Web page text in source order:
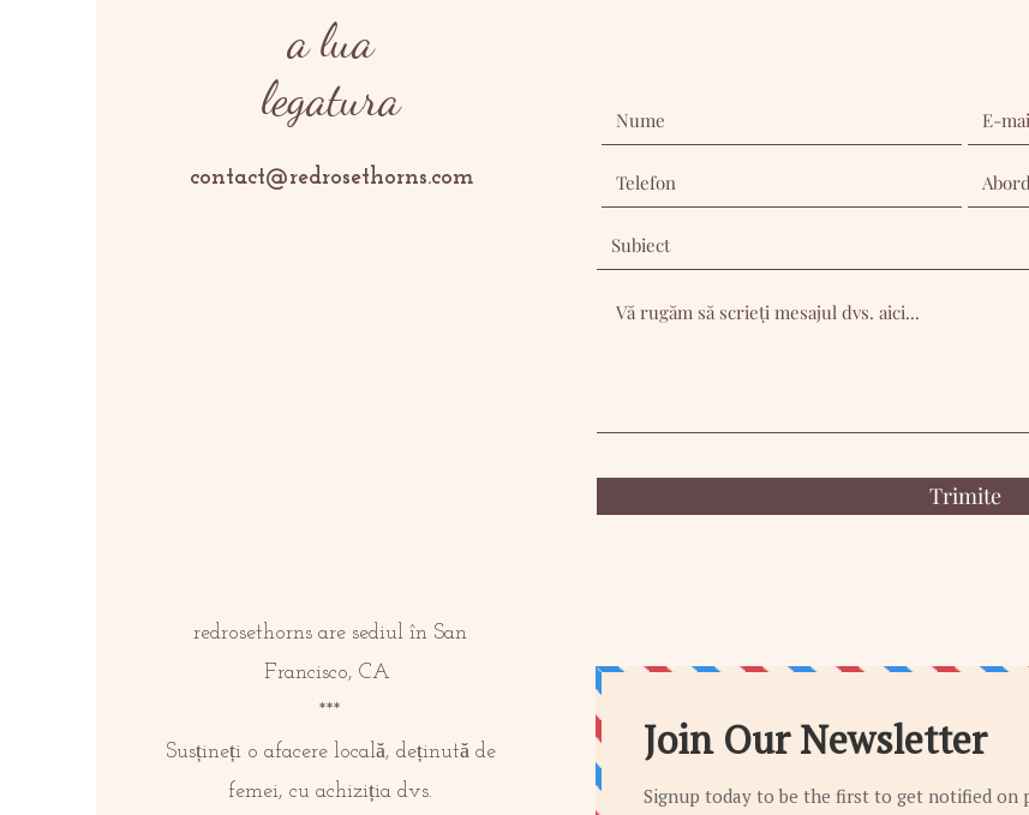
a lua
legatura
contact@redrosethorns.com
redrosethorns are sediul în San
Francisco, CA
***
Susțineți o afacere locală, deținută de
femei, cu achiziția dvs.
Trimite